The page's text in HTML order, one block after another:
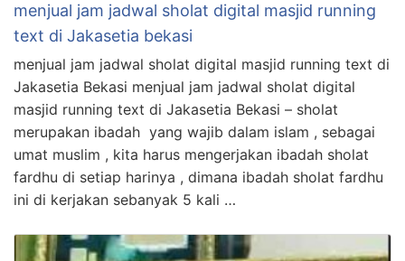
menjual jam jadwal sholat digital masjid running
text di Jakasetia bekasi
menjual jam jadwal sholat digital masjid running text di
Jakasetia Bekasi menjual jam jadwal sholat digital
masjid running text di Jakasetia Bekasi – sholat
merupakan ibadah yang wajib dalam islam , sebagai
umat muslim , kita harus mengerjakan ibadah sholat
fardhu di setiap harinya , dimana ibadah sholat fardhu
ini di kerjakan sebanyak 5 kali …